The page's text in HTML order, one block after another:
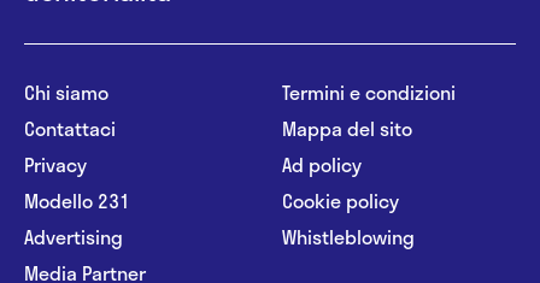
Chi siamo
Contattaci
Privacy
Modello 231
Advertising
Media Partner
Termini e condizioni
Mappa del sito
Ad policy
Cookie policy
Whistleblowing